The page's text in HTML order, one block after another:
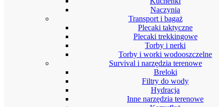
Naczynia
Transport i bagaż
Plecaki taktyczne
Plecaki trekkingowe
Torby i nerki
Torby i worki wodooszczelne
Survival i narzędzia terenowe
Breloki
Filtry do wody
Hydracja
Inne narzędzia terenowe